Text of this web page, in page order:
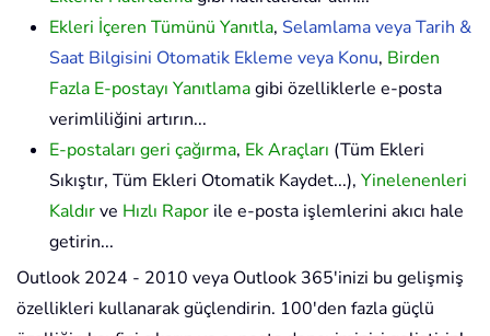
Ekleri İçeren Tümünü Yanıtla, Selamlama veya Tarih &
Saat Bilgisini Otomatik Ekleme veya Konu, Birden
Fazla E-postayı Yanıtlamagibi özelliklerle e-posta
verimliliğini artırın...
E-postaları geri çağırma, Ek Araçları (Tüm Ekleri
Sıkıştır, Tüm Ekleri Otomatik Kaydet...), Yinelenenleri
Kaldırve Hızlı Rapor ile e-posta işlemlerini akıcı hale
getirin...
Outlook 2024 - 2010 veya Outlook 365'inizi bu gelişmiş
özellikleri kullanarak güçlendirin. 100'den fazla güçlü